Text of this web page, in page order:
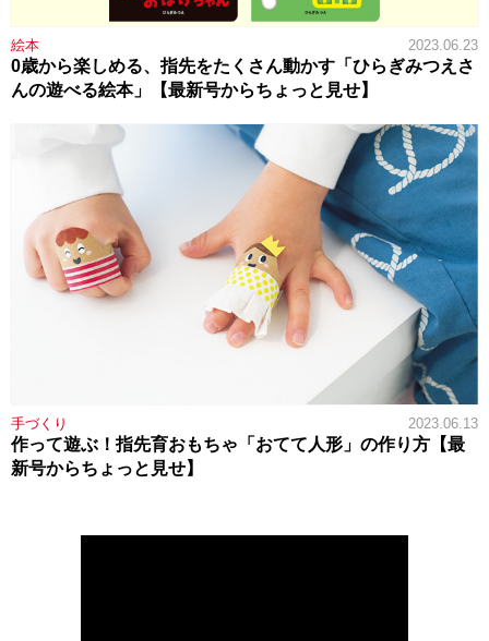
絵本 2023.06.23
0歳から楽しめる、指先をたくさん動かす「ひらぎみつえさ
んの遊べる絵本」【最新号からちょっと見せ】
手づくり 2023.06.13
作って遊ぶ！指先育おもちゃ「おてて人形」の作り方【最
新号からちょっと見せ】